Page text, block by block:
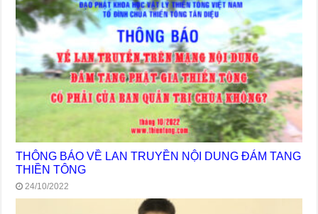
THÔNG BÁO VỀ LAN TRUYỀN NỘI DUNG ĐÁM TANG
THIỀN TÔNG
24/10/2022